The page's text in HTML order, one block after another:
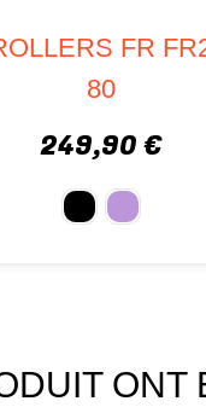
FR IGOR
699,90 €
ONT